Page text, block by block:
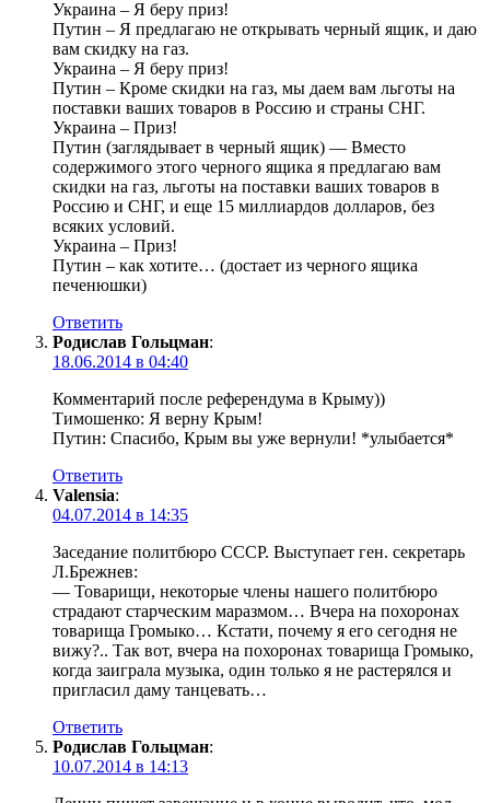
Украина – Я беру приз!
Путин – Я предлагаю не открывать черный ящик, и даю
вам скидку на газ.
Украина – Я беру приз!
Путин – Кроме скидки на газ, мы даем вам льготы на
поставки ваших товаров в Россию и страны СНГ.
Украина – Приз!
Путин (заглядывает в черный ящик) — Вместо
содержимого этого черного ящика я предлагаю вам
скидки на газ, льготы на поставки ваших товаров в
Россию и СНГ, и еще 15 миллиардов долларов, без
всяких условий.
Украина – Приз!
Путин – как хотите… (достает из черного ящика
печенюшки)
Ответить
Родислав Гольцман:
18.06.2014 в 04:40
Комментарий после референдума в Крыму))
Тимошенко: Я верну Крым!
Путин: Спасибо, Крым вы уже вернули! *улыбается*
Ответить
Valensia:
04.07.2014 в 14:35
Заседание политбюро СССР. Выступает ген. секретарь
Л.Брежнев:
— Товарищи, некоторые члены нашего политбюро
страдают старческим маразмом… Вчера на похоронах
товарища Громыко… Кстати, почему я его сегодня не
вижу?.. Так вот, вчера на похоронах товарища Громыко,
когда заиграла музыка, один только я не растерялся и
пригласил даму танцевать…
Ответить
Родислав Гольцман:
10.07.2014 в 14:13